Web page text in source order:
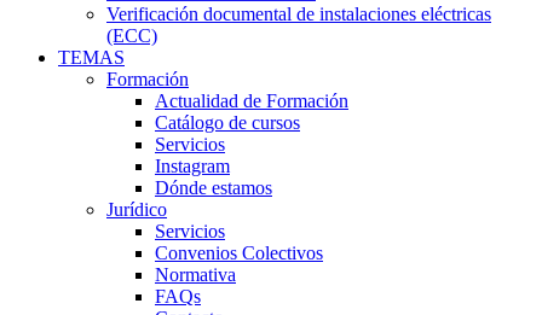
Verificación documental de instalaciones eléctricas
(ECC)
TEMAS
Formación
Actualidad de Formación
Catálogo de cursos
Servicios
Instagram
Dónde estamos
Jurídico
Servicios
Convenios Colectivos
Normativa
FAQs